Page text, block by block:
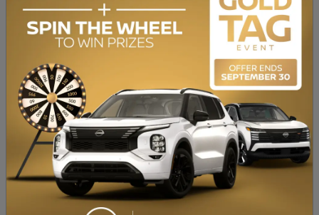
ENGINE (L): 2.0
EXTERIOR COLOR:
DOORS: 5
INTERIOR COLOR: Black
PASSENGERS: 5
STOCK NUMBER: 729248
KM8J3CA44JU772702